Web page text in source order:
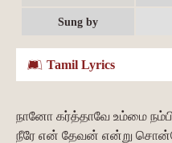
Sung by
Tamil Lyrics
நானோ கர்த்தாவே உம்மை
நீரே என் தேவன் என்று